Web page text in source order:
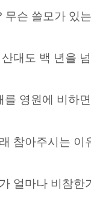
무슨 쓸모가 있
대도 백 년을
를 영원에 비하
참아주시는
얼마나 비참